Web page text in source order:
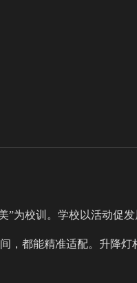
为校训。学校以活动促
都能精准适配。升降灯